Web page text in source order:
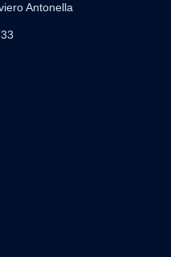
Antonella